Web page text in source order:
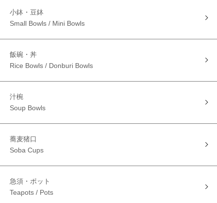
小鉢・豆鉢
Small Bowls / Mini Bowls
飯碗・丼
Rice Bowls / Donburi Bowls
汁椀
Soup Bowls
蕎麦猪口
Soba Cups
急須・ポット
Teapots / Pots